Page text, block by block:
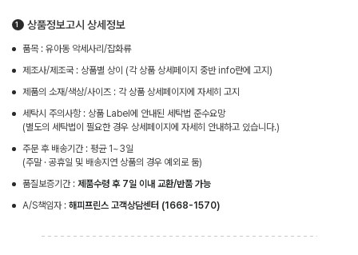
상품정보고시 상세정보
품목 : 유아동 악세사리/잡화류
제조사/제조국 : 상품별 상이 (각 상품 상세페이지 중반 info란에 고지)
제품의 소재/색상/사이즈 : 각 상품 상세페이지에 자세히 고지
세탁시 주의사항 : 상품 Label에 안내된 세탁법 준수요망
(별도의 세탁법이 필요한 경우 상세페이지에 자세히 안내하고 있습니다.)
주문 후 배송기간 : 평균 1~3일
(주말 · 공휴일 및 배송지연 상품의 경우 예외로 둠)
품질보증기간 : 제품수령 후 7일 이내 교환/반품 가능
A/S책임자 : 해피프린스 고객상담센터 (1668-1570)